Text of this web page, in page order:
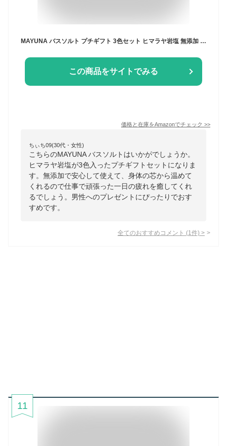
MAYUNA バスソルト プチギフト 3色セット ヒマラヤ岩塩 無添加 入浴剤 高級 ばらまき ギフト 引越し 挨拶 退職 お礼 異動 お配り 女性 男性 母の日 2000円台プレゼント
この商品をサイトでみる
価格と在庫をAmazonでチェック >>
ちぃち09(30代・女性)
こちらのMAYUNA バスソルトはいかがでしょうか。
ヒマラヤ岩塩が3色入ったプチギフトセットになりま
す。無添加で安心して使えて、身体の芯から温めて
くれるので仕事で頑張った一日の疲れを癒してくれ
るでしょう。男性へのプレゼントにぴったりでおす
すめです。
全てのおすすめコメント (1 件) >
11